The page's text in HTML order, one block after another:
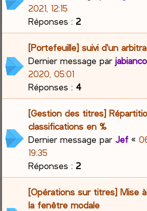
2021, 12:15
Réponses :2
[Portefeuille] suivi d'un
Dernier message par
2020, 05:01
Réponses : 4
[Gestion des titres]
classifications en %
Dernier message parJef «
19:35
Réponses :2
[Opérations sur titres] Mise
la fenêtre modale